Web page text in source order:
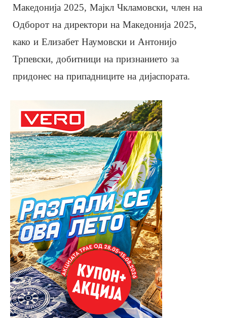
Македонија 2025, Мајкл Чкламовски, член на
Одборот на директори на Македонија 2025,
како и Елизабет Наумовски и Антонијо
Трпевски, добитници на признанието за
придонес на припадниците на дијаспората.